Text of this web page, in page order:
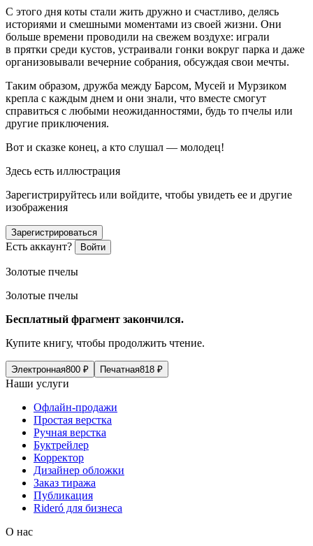
С этого дня коты стали жить дружно и счастливо, делясь
историями и смешными моментами из своей жизни. Они
больше времени проводили на свежем воздухе: играли
в прятки среди кустов, устраивали гонки вокруг парка и даже
организовывали вечерние собрания, обсуждая свои мечты.
Таким образом, дружба между Барсом, Мусей и Мурзиком
крепла с каждым днем и они знали, что вместе смогут
справиться с любыми неожиданностями, будь то пчелы или
другие приключения.
Вот и сказке конец, а кто слушал — молодец!
Здесь есть иллюстрация
Зарегистрируйтесь или войдите, чтобы увидеть ее и другие
изображения
Зарегистрироваться
Есть аккаунт? Войти
Золотые пчелы
Золотые пчелы
Бесплатный фрагмент закончился.
Купите книгу, чтобы продолжить чтение.
Электронная800 ₽ Печатная818 ₽
Наши услуги
Офлайн-продажи
Простая верстка
Ручная верстка
Буктрейлер
Корректор
Дизайнер обложки
Заказ тиража
Публикация
Rideró для бизнеса
О нас